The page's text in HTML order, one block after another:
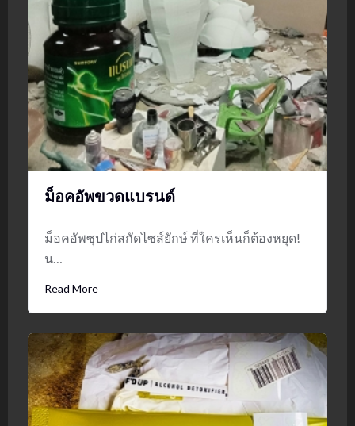
ม็อคอัพขวดแบรนด์
ม็อคอัพซุปไก่สกัดไซส์ยักษ์ ที่ใครเห็นก็ต้องหยุด!
น…
Read More